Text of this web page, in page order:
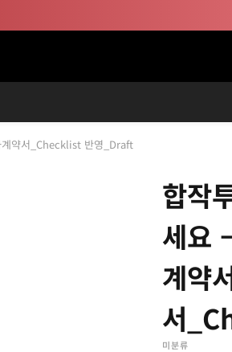
계약서_Checklist 반영_Draft
합작
세요
계약
서
미분류